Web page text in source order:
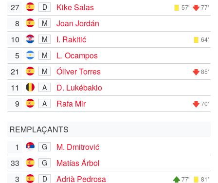
27
D Kike Salas 57' 77'
8 M
Joan Jordán
10
M I. Rakitić 64'
5 M
L. Ocampos
21
M Óliver Torres 85'
11 A
D. Lukébakio
9
A Rafa Mir 70'
REMPLAÇANTS
1
G
M. Dmitrović
33
G
Matías Árbol
3
D Adrià Pedrosa 77' 81'